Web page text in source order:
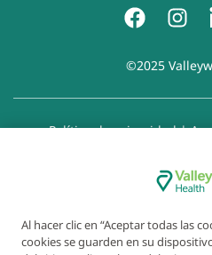
©2025
Política de privacidad|
Aviso de
Exención de
Al hacer clic en “Aceptar todas las
cookies se guarden en su